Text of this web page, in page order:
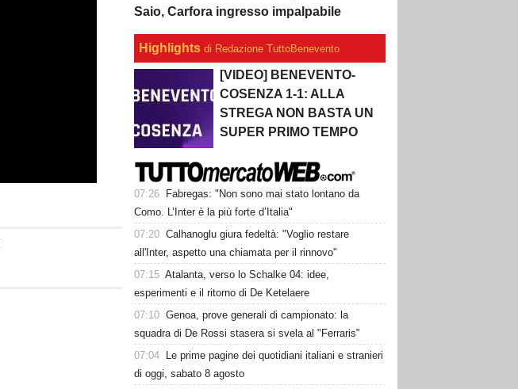
Saio, Carfora ingresso impalpabile
Highlights di Redazione TuttoBenevento
[VIDEO] BENEVENTO-
COSENZA 1-1: ALLA
STREGA NON BASTA UN
SUPER PRIMO TEMPO
07:26
Fabregas: "Non sono mai stato lontano da
Como. L’Inter è la più forte d’Italia"
07:20 Calhanoglu giura fedeltà: "Voglio restare
all'Inter, aspetto una chiamata per il rinnovo"
07:15 Atalanta, verso lo Schalke 04: idee,
esperimenti e il ritorno di De Ketelaere
07:10 Genoa, prove generali di campionato: la
squadra di De Rossi stasera si svela al "Ferraris"
07:04
Le prime pagine dei quotidiani italiani e stranieri
di oggi, sabato 8 agosto